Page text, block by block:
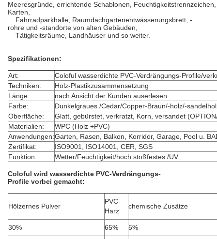
Meeresgründe, errichtende Schablonen,
Karten,
Fahrradparkhalle, Raumdachgartenentwässerungsbrett, -
rohre und -standorte von alten Gebäuden,
Tätigkeitsräume, Landhäuser und so weiter.
Spezifikationen:
Art:
Coloful wasserdichte PVC-Verdrängungs-Profile/
Techniken:
Holz-Plastikzusammensetzung
Länge:
nach Ansicht der Kunden auserlesen
Farbe:
Dunkelgraues /Cedar/Copper-Braun/-holz/-
Oberfläche:
Glatt, gebürstet, verkratzt, Korn, versandet
Materialien:
WPC (Holz +PVC)
Anwendungen:Garten, Rasen, Balkon, Korridor, Garage, Pool u.
Zertifikat:
ISO9001, ISO14001, CER, SGS
Funktion:
Wetter/Feuchtigkeit/hoch stoßfestes /UV
Coloful wird wasserdichte PVC-Verdrängungs-
Profile vorbei gemacht:
Hölzernes Pulver
PVC-
Harz
chemische Zusätze
30% 65% 5%